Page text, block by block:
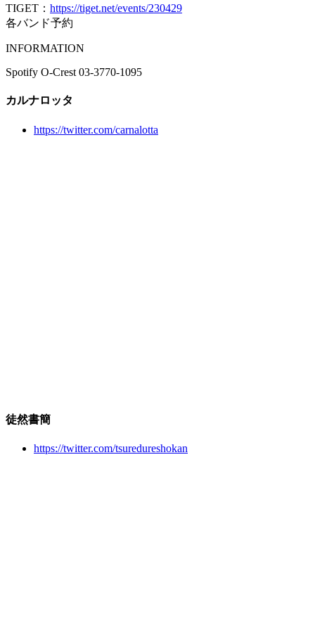
TIGET： https://tiget.net/events/230429
各バンド予約
INFORMATION
Spotify O-Crest 03-3770-1095
カルナロッタ
https://twitter.com/carnalotta
徒然書簡
https://twitter.com/tsuredureshokan